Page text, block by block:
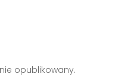
opublikowany.